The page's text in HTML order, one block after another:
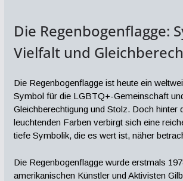
Die Regenbogenflagge:
Vielfalt und
Die Regenbogenflagge ist heute ein
Symbol für die LGBTQ+-Gemeinschaft
Gleichberechtigung und Stolz. Doch hinter
leuchtenden Farben verbirgt sich eine
tiefe Symbolik, die es wert ist, näher
Die Regenbogenflagge wurde erstmals
amerikanischen Künstler und Aktivisten